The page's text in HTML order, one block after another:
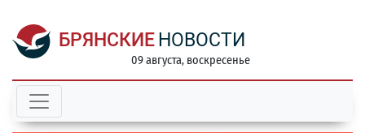
БРЯНСКИЕ НОВОСТИ
09 августа, воскресенье